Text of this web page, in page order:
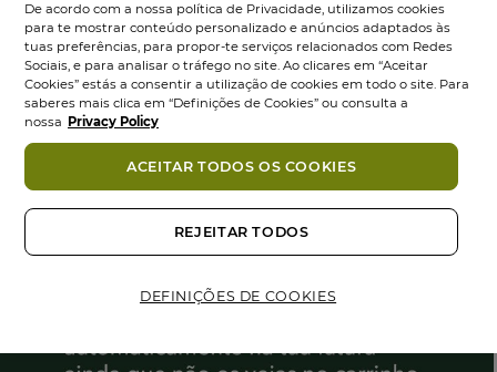
De acordo com a nossa política de Privacidade, utilizamos cookies
para te mostrar conteúdo personalizado e anúncios adaptados às
tuas preferências, para propor-te serviços relacionados com Redes
Sociais, e para analisar o tráfego no site. Ao clicares em “Aceitar
Cookies” estás a consentir a utilização de cookies em todo o site. Para
saberes mais clica em “Definições de Cookies” ou consulta a
nossa Privacy Policy
DEFINIÇÕES DE COOKIES
REJEITAR TODOS
ACEITAR TODOS OS COOKIES